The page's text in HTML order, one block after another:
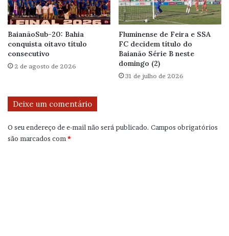
BaianãoSub-20: Bahia
conquista oitavo título
consecutivo
2 de agosto de 2026
Fluminense de Feira e SSA
FC decidem título do
Baianão Série B neste
domingo (2)
31 de julho de 2026
Deixe um comentário
O seu endereço de e-mail não será publicado. Campos obrigatórios
são marcados com*